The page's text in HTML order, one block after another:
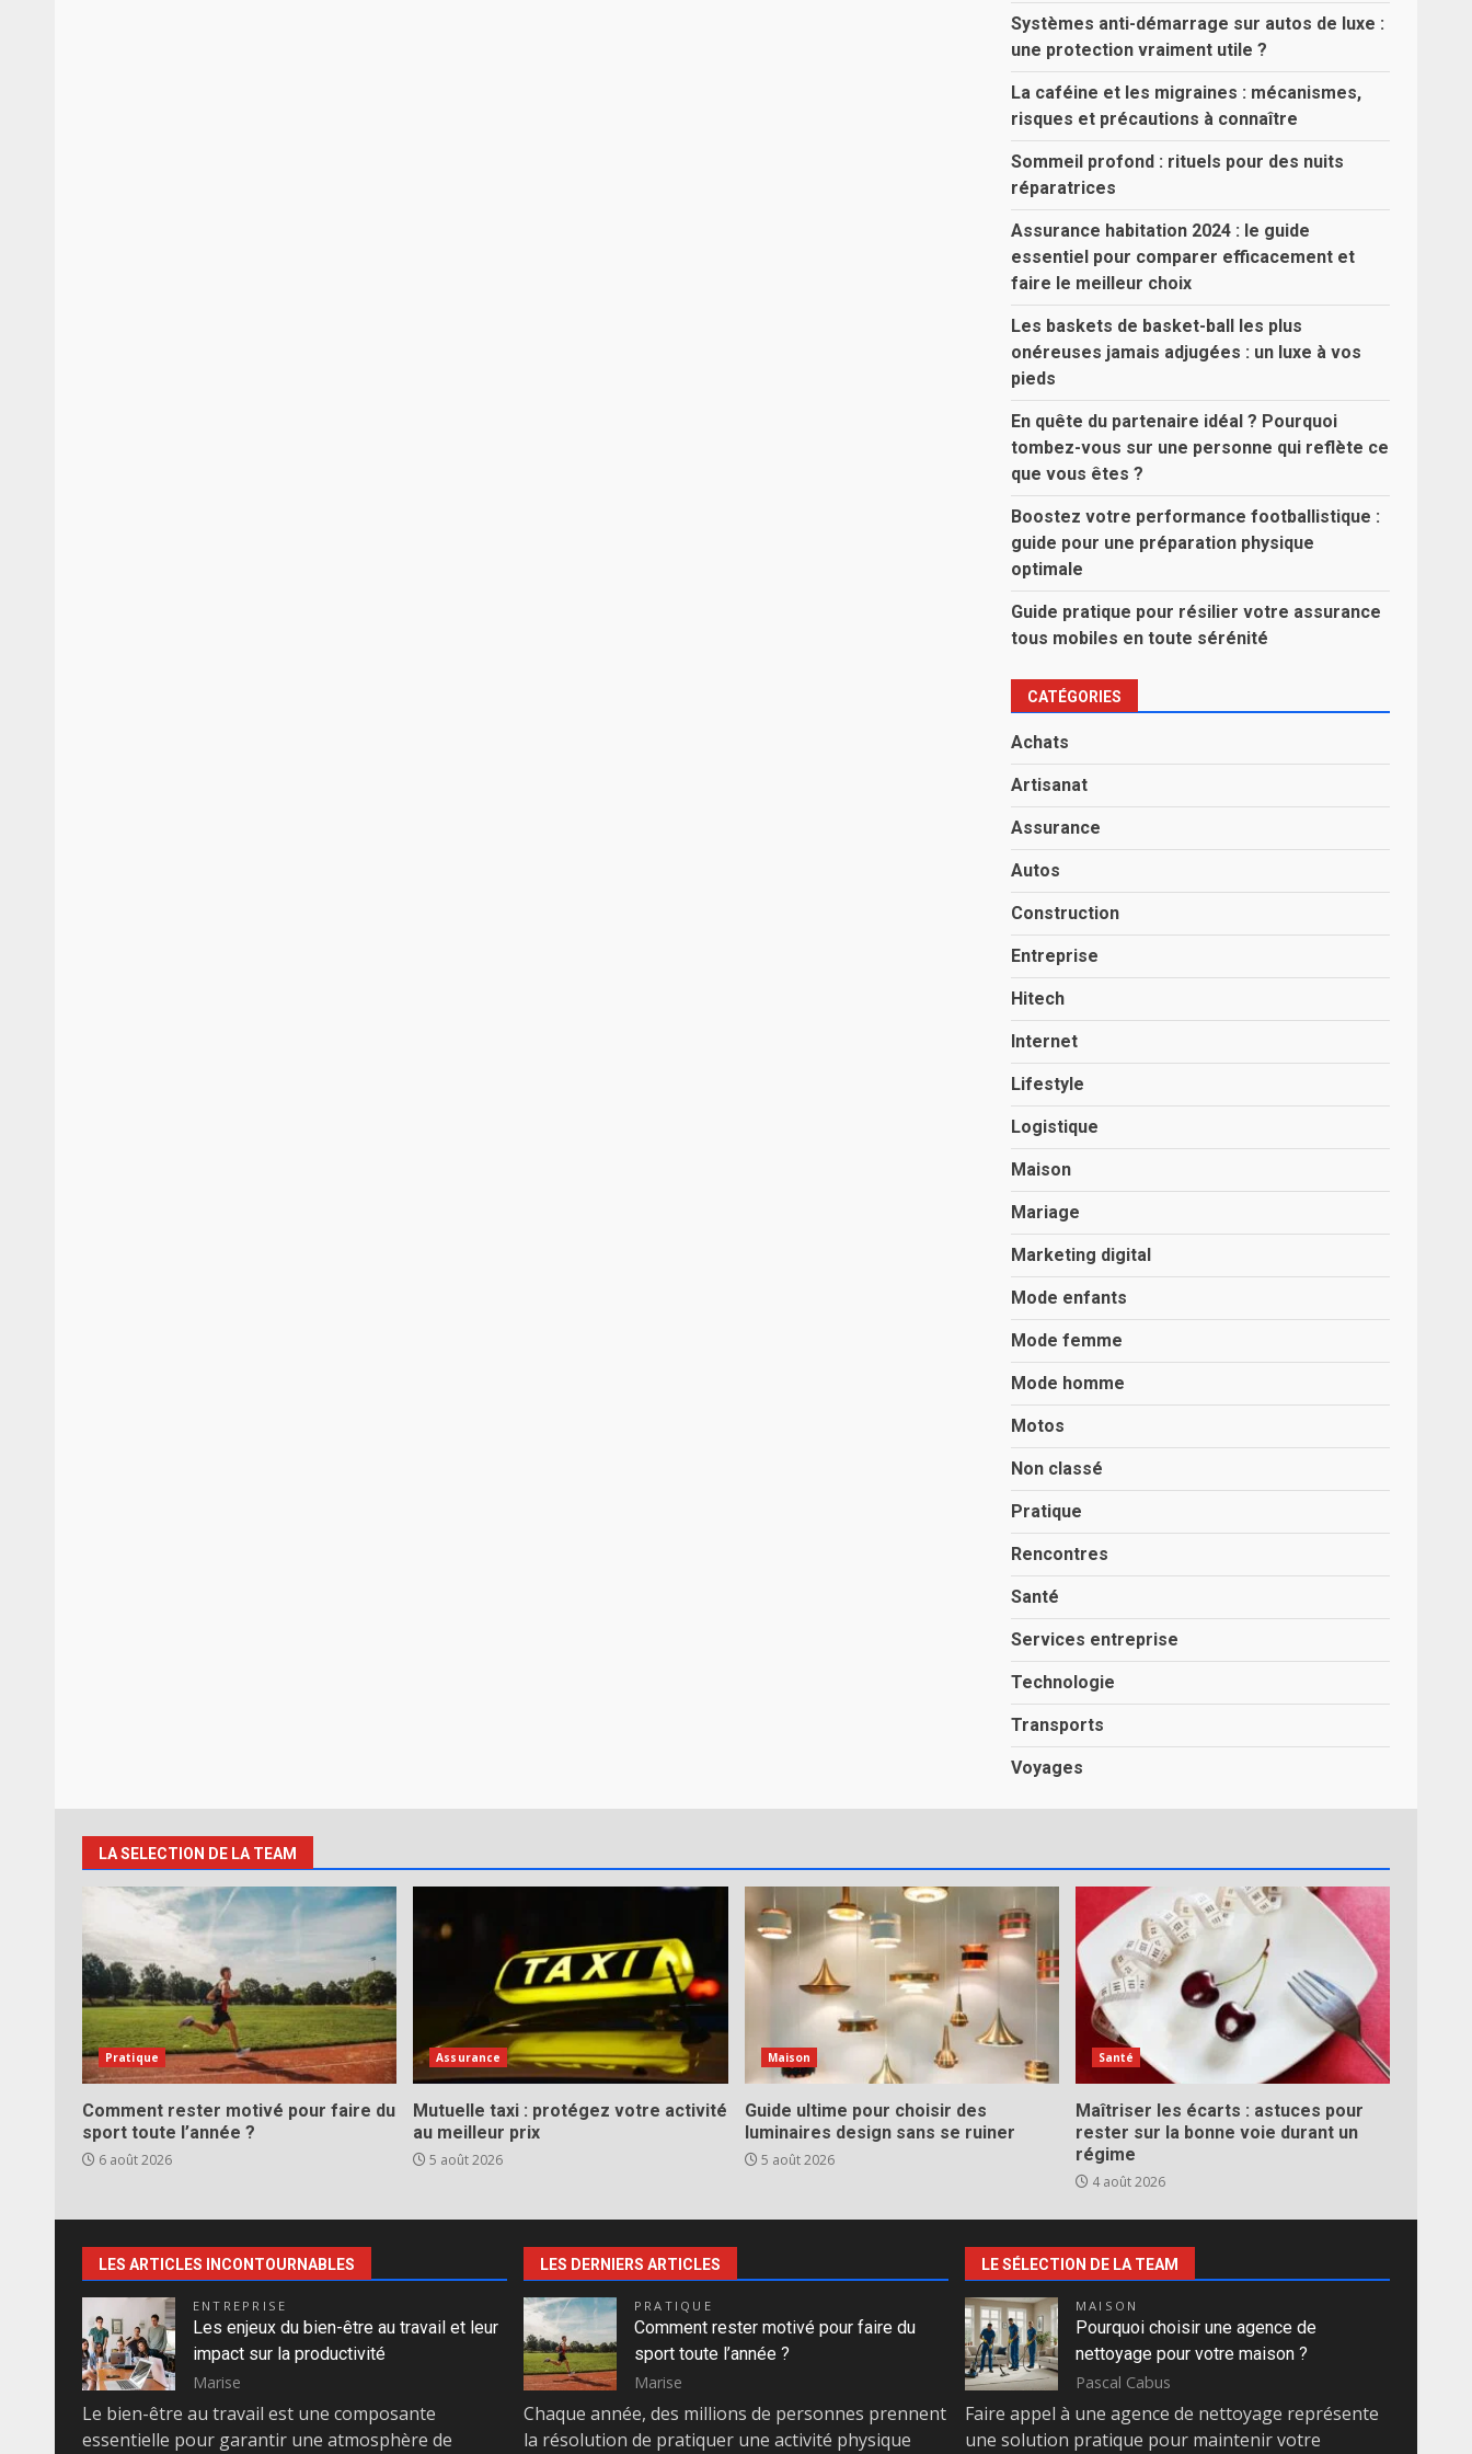
Systèmes anti-démarrage sur autos de luxe :
une protection vraiment utile ?
La caféine et les migraines : mécanismes,
risques et précautions à connaître
Sommeil profond : rituels pour des nuits
réparatrices
Assurance habitation 2024 : le guide
essentiel pour comparer efficacement et
faire le meilleur choix
Les baskets de basket-ball les plus
onéreuses jamais adjugées : un luxe à vos
pieds
En quête du partenaire idéal ? Pourquoi
tombez-vous sur une personne qui reflète ce
que vous êtes ?
Boostez votre performance footballistique :
guide pour une préparation physique
optimale
Guide pratique pour résilier votre assurance
tous mobiles en toute sérénité
CATÉGORIES
Achats
Artisanat
Assurance
Autos
Construction
Entreprise
Hitech
Internet
Lifestyle
Logistique
Maison
Mariage
Marketing digital
Mode enfants
Mode femme
Mode homme
Motos
Non classé
Pratique
Rencontres
Santé
Services entreprise
Technologie
Transports
Voyages
LA SELECTION DE LA TEAM
Pratique
Comment rester motivé pour faire du
sport toute l’année ?
6 août 2026
Assurance
Mutuelle taxi : protégez votre activité
au meilleur prix
5 août 2026
Maison
Guide ultime pour choisir des
luminaires design sans se ruiner
5 août 2026
Santé
Maîtriser les écarts : astuces pour
rester sur la bonne voie durant un
régime
4 août 2026
LES ARTICLES INCONTOURNABLES
ENTREPRISE
Les enjeux du bien-être au travail et leur
impact sur la productivité
Marise
Le bien-être au travail est une composante
essentielle pour garantir une atmosphère de
LES DERNIERS ARTICLES
PRATIQUE
Comment rester motivé pour faire du
sport toute l’année ?
Marise
Chaque année, des millions de personnes prennent
la résolution de pratiquer une activité physique
LE SÉLECTION DE LA TEAM
MAISON
Pourquoi choisir une agence de
nettoyage pour votre maison ?
Pascal Cabus
Faire appel à une agence de nettoyage représente
une solution pratique pour maintenir votre